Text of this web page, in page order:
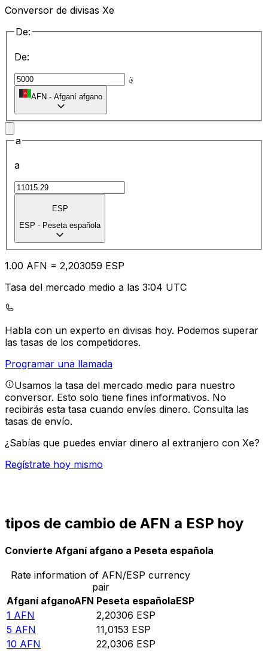
Conversor de divisas Xe
De:
De:
؋
AFN - Afganí afgano
a
a
ESP
ESP - Peseta española
1.00 AFN = 2,203059 ESP
Tasa del mercado medio a las 3:04 UTC
Habla con un experto en divisas hoy. Podemos superar
las tasas de los competidores.
Programar una llamada
Usamos la tasa del mercado medio para nuestro
conversor. Esto solo tiene fines informativos. No
recibirás esta tasa cuando envíes dinero. Consulta las
tasas de envío.
¿Sabías que puedes enviar dinero al extranjero con Xe?
Regístrate hoy mismo
tipos de cambio de AFN a ESP hoy
Convierte Afganí afgano a Peseta española
Rate information of AFN/ESP currency
pair
Afganí afganoAFN Peseta españolaESP
1 AFN 2,20306 ESP
5 AFN 11,0153 ESP
10 AFN 22,0306 ESP